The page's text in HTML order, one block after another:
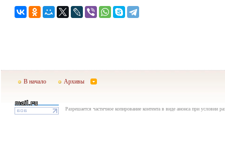
В начало Архивы
Разрешается частичное копирование контента в виде анонса при условии